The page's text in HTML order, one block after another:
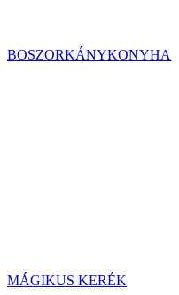
BOSZORKÁNYKONYHA
MÁGIKUS KERÉK